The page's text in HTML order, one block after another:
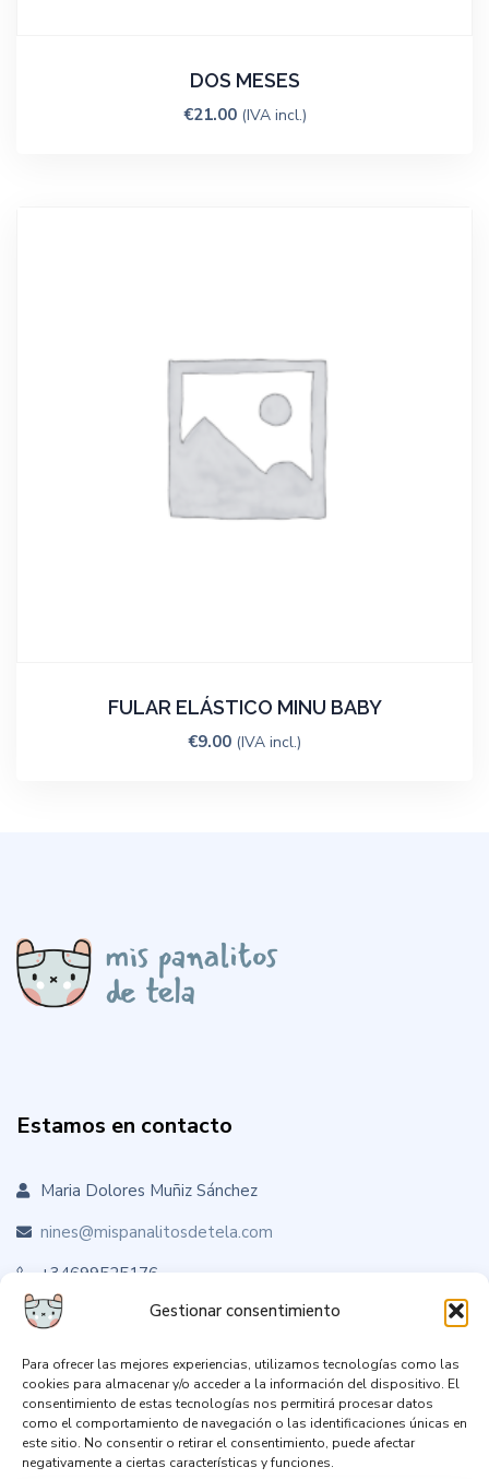
Gestionar consentimiento
Para ofrecer las mejores experiencias, utilizamos tecnologías como las
cookies para almacenar y/o acceder a la información del dispositivo. El
consentimiento de estas tecnologías nos permitirá procesar datos
como el comportamiento de navegación o las identificaciones únicas en
este sitio. No consentir o retirar el consentimiento, puede afectar
negativamente a ciertas características y funciones.
DOS MESES
€21.00 (IVA incl.)
FULAR ELÁSTICO MINU BABY
€9.00 (IVA incl.)
Estamos en contacto
Maria Dolores Muñiz Sánchez
nines@mispanalitosdetela.com
+34699525176
Sígueme en RRSS